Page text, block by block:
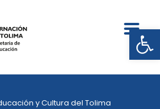
y Cultura del Tolima